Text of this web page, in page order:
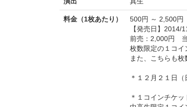
料金（1枚あたり）
500円 ～ 2,500円
【発売日】2014/
前売：2,000円
枚数限定の１コイ
また、こちらも
＊１２月２１日（
＊１コインチケ